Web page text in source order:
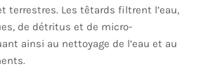
terrestres. Les têtards filtrent l’eau,
de détritus et de micro-
ainsi au nettoyage de l’eau et au